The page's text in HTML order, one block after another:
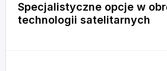
Specjalistyczne opcje w
technologii satelitarnych